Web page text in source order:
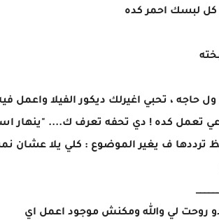
لبسك احمر كده
حاجه ، تحبي اغيرلك ديكور الفيلا واعمل
تعمل كده ! دي تحفه تعرف ك.... "ينهار
ترددها ف يغير الموضوع : كلي يلا عشان
روحت لي والله ومكنش موجود اعمل اي